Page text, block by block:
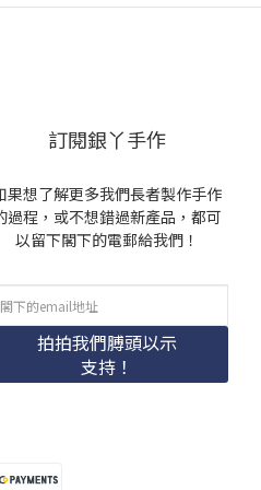
訂閱銀丫手作
果想了解更多我們長者製作手作
過程，或不想錯過新產品，都可
以留下閣下的電郵給我們！
拍拍我們膊頭以示
支持！